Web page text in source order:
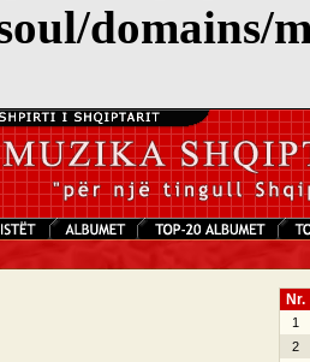
domains/
Nr.
1
2